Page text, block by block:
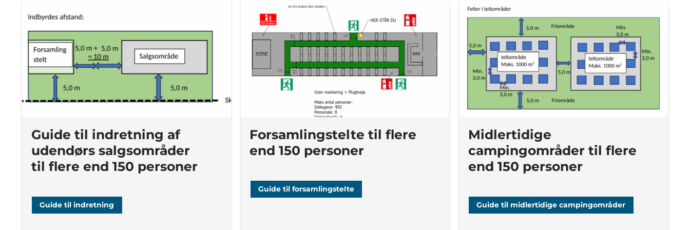
Guide til indretning af
udendørs salgsområder
til flere end 150 personer
Guide til indretning
Forsamlingstelte til flere
end 150 personer
Guide til forsamlingstelte
Midlertidige
campingområder til flere
end 150 personer
Guide til midlertidige campingområder